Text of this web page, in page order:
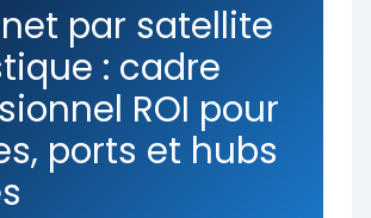
par satellite
: cadre
ROI pour
ports et hubs